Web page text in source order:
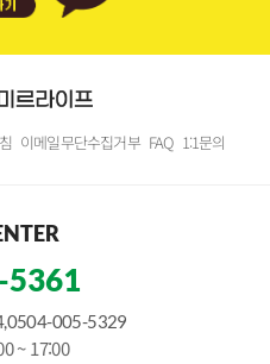
이메일무단수집거부 FAQ 1:1문의
5361
005-5329
~ 17:00